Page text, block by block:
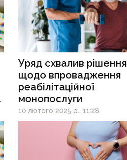
Уряд схвалив рішення
щодо впровадження
реабілітаційної
монопослуги
10 лютого 2025 р., 11:28